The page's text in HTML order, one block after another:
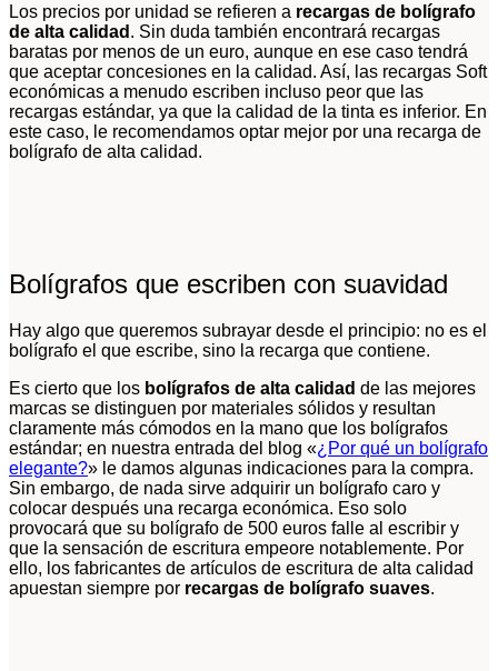
Los precios por unidad se refieren a recargas de bolígrafo
de alta calidad . Sin duda también encontrará recargas
baratas por menos de un euro, aunque en ese caso tendrá
que aceptar concesiones en la calidad. Así, las recargas Soft
económicas a menudo escriben incluso peor que las
recargas estándar, ya que la calidad de la tinta es inferior. En
este caso, le recomendamos optar mejor por una recarga de
bolígrafo de alta calidad.
Bolígrafos que escriben con suavidad
Hay algo que queremos subrayar desde el principio: no es el
bolígrafo el que escribe, sino la recarga que contiene.
Es cierto que los bolígrafos de alta calidad de las mejores
marcas se distinguen por materiales sólidos y resultan
claramente más cómodos en la mano que los bolígrafos
estándar; en nuestra entrada del blog «¿Por qué un bolígrafo
elegante?» le damos algunas indicaciones para la compra.
Sin embargo, de nada sirve adquirir un bolígrafo caro y
colocar después una recarga económica. Eso solo
provocará que su bolígrafo de 500 euros falle al escribir y
que la sensación de escritura empeore notablemente. Por
ello, los fabricantes de artículos de escritura de alta calidad
apuestan siempre por recargas de bolígrafo suaves.